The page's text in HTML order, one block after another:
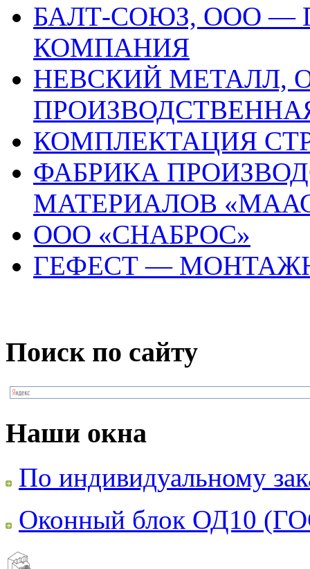
БАЛТ-СОЮЗ, ООО —
КОМПАНИЯ
НЕВСКИЙ МЕТАЛЛ,
КОМПЛЕКТАЦИЯ
ФАБРИКА
МАТЕРИАЛОВ
ООО «СНАБРОС»
ГЕФЕСТ —
Поиск по сайту
Наши окна
По индивидуальному
Оконный блок ОД10